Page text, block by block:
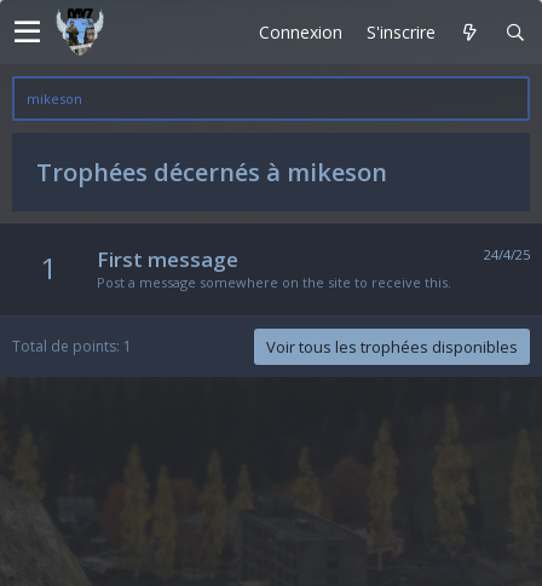
Connexion S'inscrire
mikeson
Trophées décernés à mikeson
1 24/4/25
First message
Post a message somewhere on the site to receive this.
Total de points: 1 Voir tous les trophées disponibles